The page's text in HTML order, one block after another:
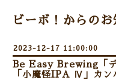
ビーボ！からのお
2023-12-17 11:00:00
Be Easy Brewing「デ
「小魔怪IPA Ⅳ」カン